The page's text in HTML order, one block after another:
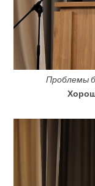
Проблемы